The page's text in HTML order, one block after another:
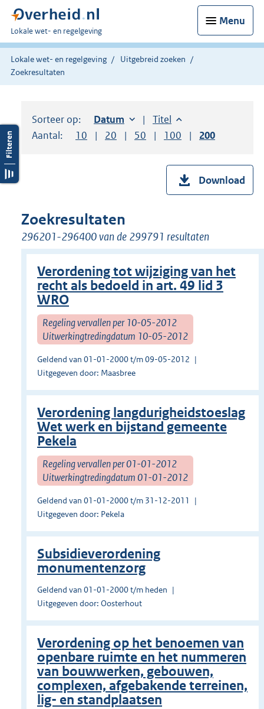
Menu
U
bent
hier:
Lokale wet- en regelgeving
Lokale wet- en regelgeving
Uitgebreid zoeken
Zoekresultaten
Sorteer op: Sorteer op:
Datum oplopendSorteer op:
Titel oplopend
Aantal:
Toon
10 resultaten per pagina
Toon
20 resultaten per pagina
Toon
50 resultaten per pagina
Toon
100 resultaten per
Toon
200
Download
Zoekresultaten
296201-296400 van de 299791 resultaten
Verordening tot wijziging van het
recht als bedoeld in art. 49 lid 3
WRO
Regeling vervallen per 10-05-2012
Uitwerkingtredingdatum 10-05-2012
Geldend van 01-01-2000 t/m 09-05-2012
Uitgegeven door: Maasbree
Verordening langdurigheidstoeslag
Wet werk en bijstand gemeente
Pekela
Regeling vervallen per 01-01-2012
Uitwerkingtredingdatum 01-01-2012
Geldend van 01-01-2000 t/m 31-12-2011
Uitgegeven door: Pekela
Subsidieverordening
monumentenzorg
Geldend van 01-01-2000 t/m heden
Uitgegeven door: Oosterhout
Verordening op het benoemen van
openbare ruimte en het nummeren
van bouwwerken, gebouwen,
complexen, afgebakende terreinen,
lig- en standplaatsen